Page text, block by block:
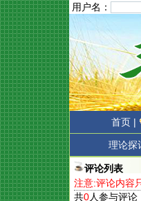
用户名：
首页 |
理论探
评论列表
注意:评论内容
共0人参与评论